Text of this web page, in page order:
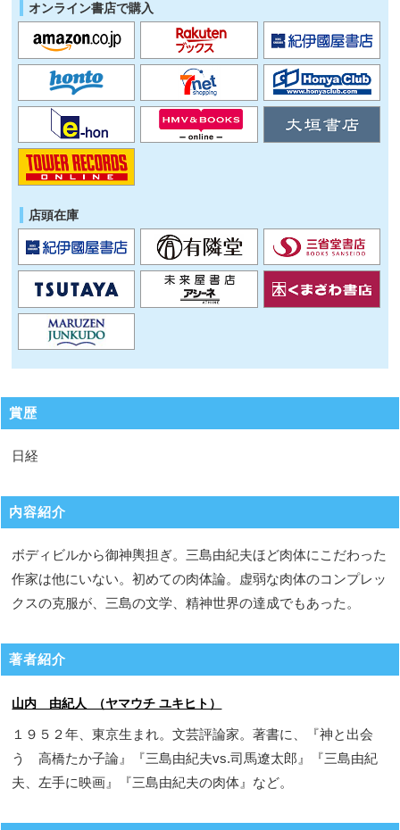
オンライン書店で購入
店頭在庫
賞歴
日経
内容紹介
ボディビルから御神輿担ぎ。三島由紀夫ほど肉体にこだわった
作家は他にいない。初めての肉体論。虚弱な肉体のコンプレッ
クスの克服が、三島の文学、精神世界の達成でもあった。
著者紹介
山内 由紀人 （ヤマウチ ユキヒト）
１９５２年、東京生まれ。文芸評論家。著書に、『神と出会
う 高橋たか子論』『三島由紀夫vs.司馬遼太郎』『三島由紀
夫、左手に映画』『三島由紀夫の肉体』など。